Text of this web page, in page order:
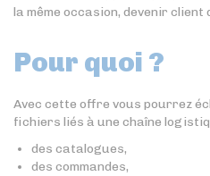
la même occasion, devenir client
Pour quoi ?
Avec cette offre vous pourrez
fichiers liés à une chaîne
des catalogues,
des commandes,